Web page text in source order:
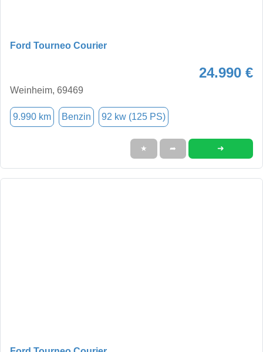
Ford Tourneo Courier
24.990 €
Weinheim, 69469
9.990 km Benzin 92 kw (125 PS)
★ ➦ ➜